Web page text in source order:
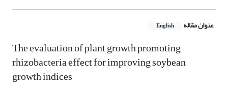
عنوان مقاله English
The evaluation of plant growth promoting
rhizobacteria effect for improving soybean
growth indices